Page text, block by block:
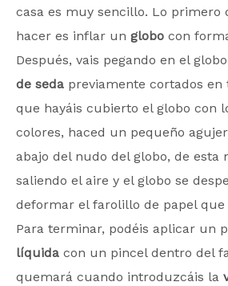
casa es muy sencillo. Lo primero
hacer es inflar un globo con
Después, vais pegando en el
de seda previamente cortados en
que hayáis cubierto el globo con
colores, haced un pequeño
abajo del nudo del globo, de esta
saliendo el aire y el globo se
deformar el farolillo de papel que
Para terminar, podéis aplicar un
líquida con un pincel dentro del
quemará cuando introduzcáis la